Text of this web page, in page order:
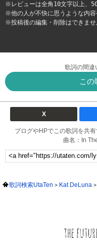
※レビューは全角10文字以上、
※他の人が不快に思うような内容
※投稿後の編集・削除はできませ
歌詞の間違
この
X
ブログやHPでこの歌詞を共
曲名：In
歌詞検索UtaTen Kat DeLuna